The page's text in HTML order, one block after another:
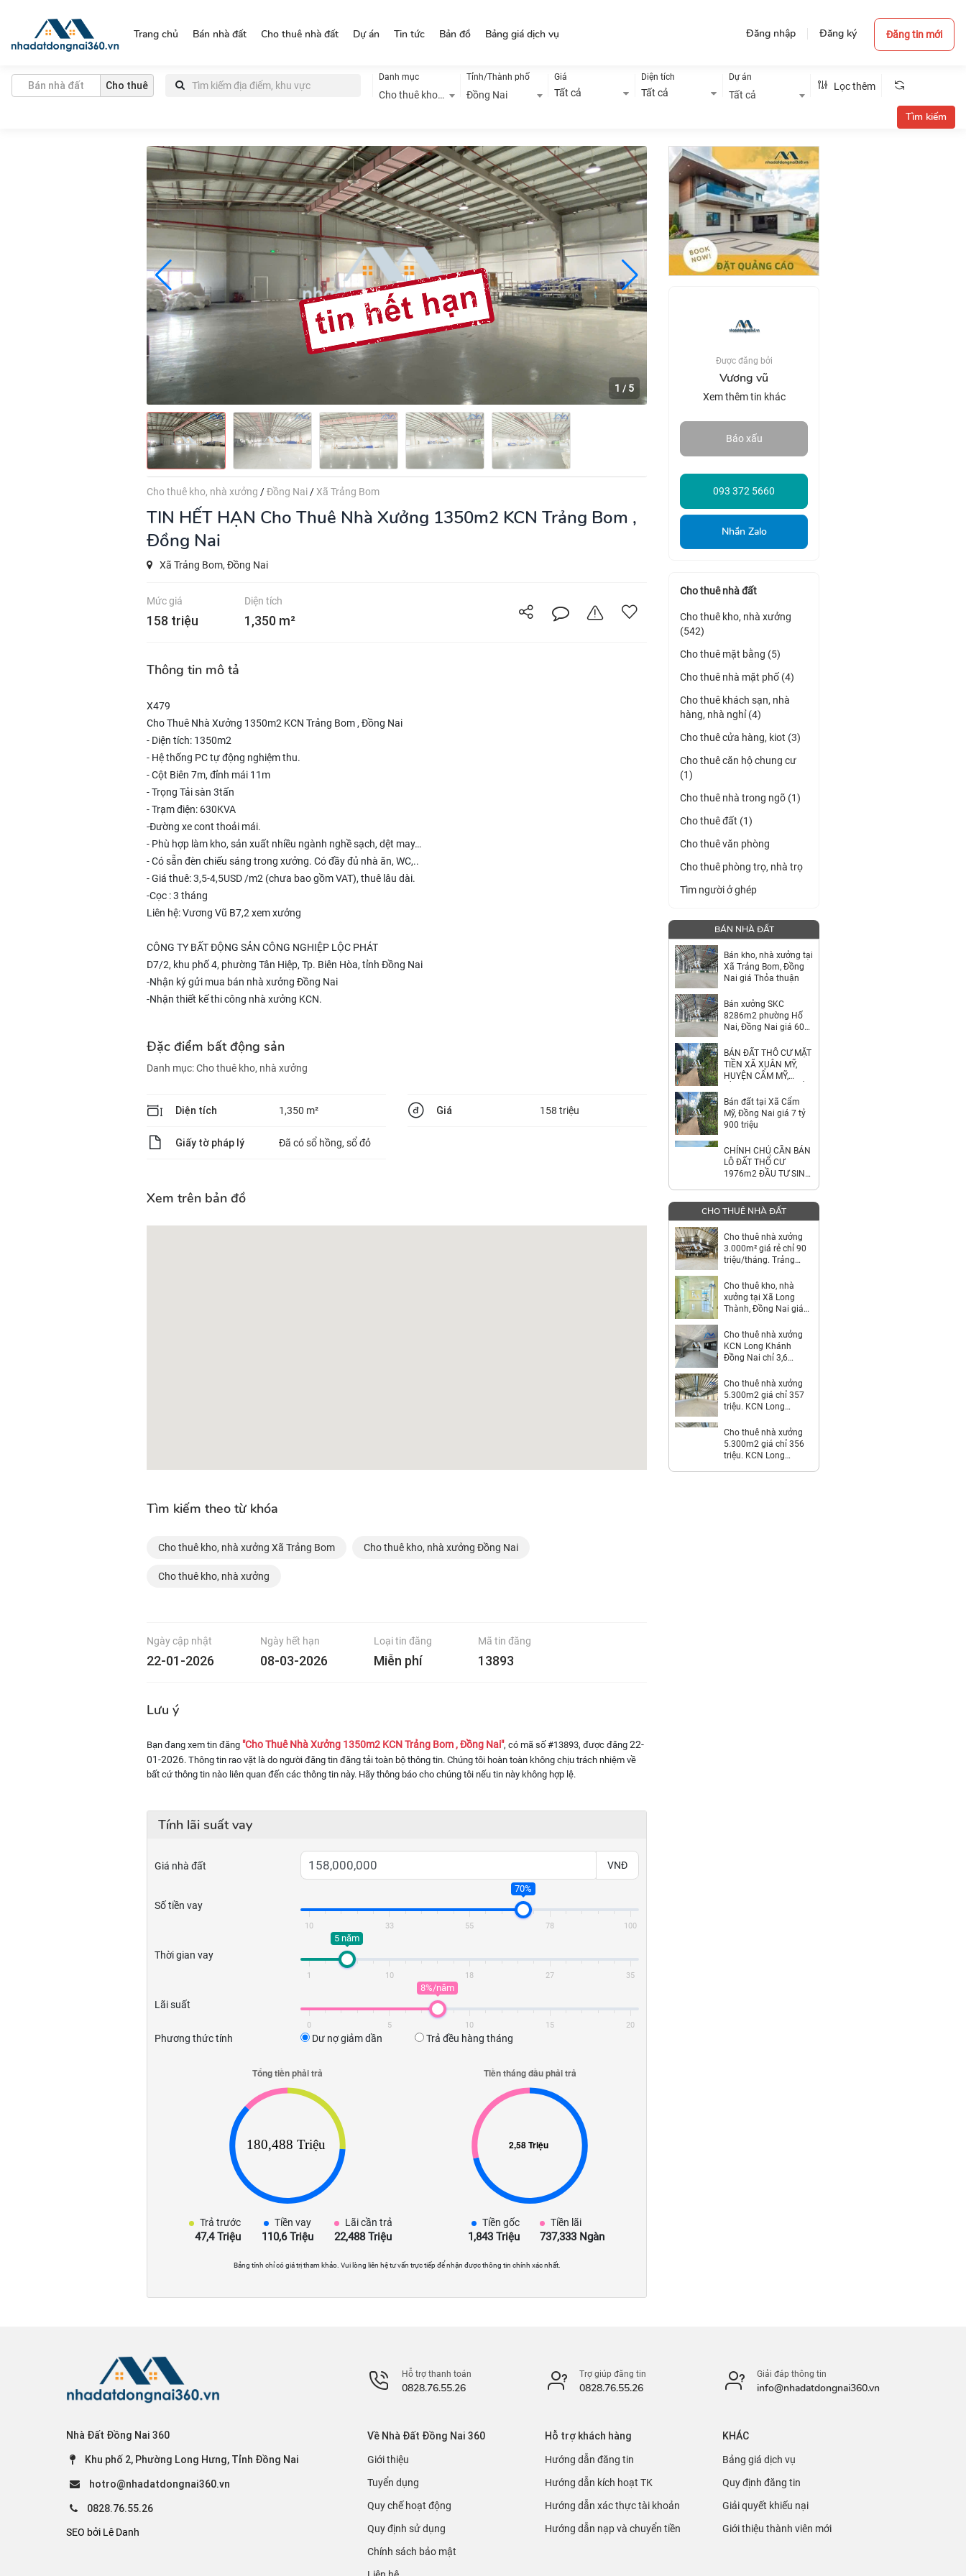
Đăng nhập Đăng ký Đăng tin mới
Trang chủ Bán nhà đất Cho thuê nhà đất Dự án Tin tức Bản đồ Bảng giá dịch vụ
Bán nhà đất Cho thuê
Danh mục
Cho thuê kho, nhà xưởng
Tỉnh/Thành phố
Đồng Nai
Giá
Tất cả
Diện tích
Tất cả
Dự án
Tất cả
Lọc thêm
1 / 5
Cho thuê kho, nhà xưởng /Đồng Nai / Xã Trảng Bom
TIN HẾT HẠN Cho Thuê Nhà Xưởng 1350m2 KCN Trảng Bom ,
Đồng Nai
Xã Trảng Bom, Đồng Nai
Mức giá
158 triệu
Diện tích
1,350 m²
Thông tin mô tả
X479
Cho Thuê Nhà Xưởng 1350m2 KCN Trảng Bom , Đồng Nai
- Diện tích: 1350m2
- Hệ thống PC tự động nghiệm thu.
- Cột Biên 7m, đỉnh mái 11m
- Trọng Tải sàn 3tấn
- Trạm điện: 630KVA
-Đường xe cont thoải mái.
- Phù hợp làm kho, sản xuất nhiều ngành nghề sạch, dệt may…
- Có sẵn đèn chiếu sáng trong xưởng. Có đầy đủ nhà ăn, WC,..
- Giá thuê: 3,5-4,5USD /m2 (chưa bao gồm VAT), thuê lâu dài.
-Cọc : 3 tháng
Liên hệ: Vương Vũ B7,2 xem xưởng
CÔNG TY BẤT ĐỘNG SẢN CÔNG NGHIỆP LỘC PHÁT
D7/2, khu phố 4, phường Tân Hiệp, Tp. Biên Hòa, tỉnh Đồng Nai
-Nhận ký gửi mua bán nhà xưởng Đồng Nai
-Nhận thiết kế thi công nhà xưởng KCN.
Đặc điểm bất động sản
Danh mục:Cho thuê kho, nhà xưởng
Diện tích 1,350 m² Giá 158 triệu
Giấy tờ pháp lý Đã có sổ hồng, sổ đỏ
Xem trên bản đồ
Tìm kiếm theo từ khóa
Cho thuê kho, nhà xưởng Xã Trảng Bom Cho thuê kho, nhà xưởng Đồng Nai
Cho thuê kho, nhà xưởng
Ngày cập nhật
22-01-2026
Ngày hết hạn
08-03-2026
Loại tin đăng
Miễn phí
Mã tin đăng
13893
Lưu ý
Bạn đang xem tin đăng "Cho Thuê Nhà Xưởng 1350m2 KCN Trảng Bom , Đồng Nai", có mã số #13893, được đăng 22-
01-2026. Thông tin rao vặt là do người đăng tin đăng tải toàn bộ thông tin. Chúng tôi hoàn toàn không chịu trách nhiệm về
bất cứ thông tin nào liên quan đến các thông tin này. Hãy thông báo cho chúng tôi nếu tin này không hợp lệ.
Tính lãi suất vay
Giá nhà đất VNĐ
Số tiền vay
70%
10 33 55 78 100
Thời gian vay
5 năm
1 10 18 27 35
Lãi suất
8%/năm
0 5 10 15 20
Phương thức tính Dư nợ giảm dần Trả đều hàng tháng
Trả trước
47,4 Triệu
Tiền vay
110,6 Triệu
Lãi cần trả
22,488 Triệu
Tiền gốc
1,843 Triệu
Tiền lãi
737,333 Ngàn
Bảng tính chỉ có giá trị tham khảo. Vui lòng liên hệ tư vấn trực tiếp để nhận được thông tin chính xác nhất.
Được đăng bởi
Vương vũ
Xem thêm tin khác
Báo xấu
093 372 5660
Nhắn Zalo
Cho thuê nhà đất
Cho thuê kho, nhà xưởng
(542)
Cho thuê mặt bằng (5)
Cho thuê nhà mặt phố (4)
Cho thuê khách sạn, nhà
hàng, nhà nghỉ (4)
Cho thuê cửa hàng, kiot (3)
Cho thuê căn hộ chung cư
(1)
Cho thuê nhà trong ngõ (1)
Cho thuê đất (1)
Cho thuê văn phòng
Cho thuê phòng trọ, nhà trọ
Tìm người ở ghép
BÁN NHÀ ĐẤT
Bán kho, nhà xưởng tại
Xã Trảng Bom, Đồng
Nai giá Thỏa thuận
Bán xưởng SKC
8286m2 phường Hố
Nai, Đồng Nai giá 60
BÁN ĐẤT THỔ CƯ MẶT
TIỀN XÃ XUÂN MỸ,
HUYỆN CẨM MỸ,
7,9 TỶ
Bán đất tại Xã Cẩm
Mỹ, Đồng Nai giá 7 tỷ
900 triệu
CHÍNH CHỦ CẦN BÁN
LÔ ĐẤT THỔ CƯ
1976m2 ĐẦU TƯ SINH
CHO THUÊ NHÀ ĐẤT
Cho thuê nhà xưởng
3.000m² giá rẻ chỉ 90
triệu/tháng. Trảng
Cho thuê kho, nhà
xưởng tại Xã Long
Thành, Đồng Nai giá
Cho thuê nhà xưởng
KCN Long Khánh
Đồng Nai chỉ 3,6
Cho thuê nhà xưởng
5.300m2 giá chỉ 357
triệu. KCN Long
Cho thuê nhà xưởng
5.300m2 giá chỉ 356
triệu. KCN Long
Nhà Đất Đồng Nai 360
Khu phố 2, Phường Long Hưng, Tỉnh Đồng Nai
hotro@nhadatdongnai360.vn
0828.76.55.26
SEO bởi Lê Danh
Hỗ trợ thanh toán
0828.76.55.26
Trợ giúp đăng tin
0828.76.55.26
Giải đáp thông tin
info@nhadatdongnai360.vn
Về Nhà Đất Đồng Nai 360
Giới thiệu
Tuyển dụng
Quy chế hoạt động
Quy định sử dụng
Chính sách bảo mật
Hỗ trợ khách hàng
Hướng dẫn đăng tin
Hướng dẫn kích hoạt TK
Hướng dẫn xác thực tài khoản
Hướng dẫn nạp và chuyển tiền
KHÁC
Bảng giá dịch vụ
Quy định đăng tin
Giải quyết khiếu nại
Giới thiệu thành viên mới